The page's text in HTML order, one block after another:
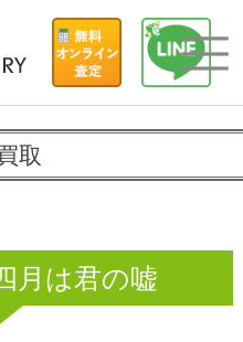
取
月は君の嘘